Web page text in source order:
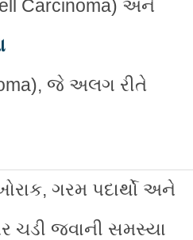
Carcinoma) અને
જે અલગ રીતે
ગરમ પદાર્થો અને
ચડી જવાની સમસ્યા